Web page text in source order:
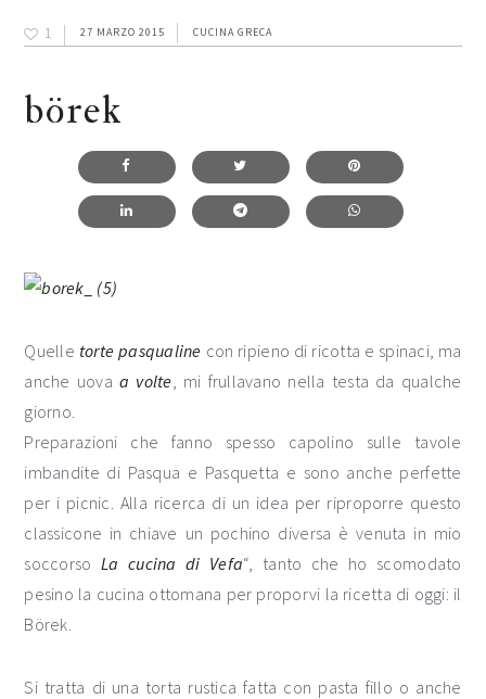
1 27 MARZO 2015 CUCINA GRECA
börek
Quelle torte pasqualine con ripieno di ricotta e spinaci, ma
anche uova a volte, mi frullavano nella testa da qualche
giorno.
Preparazioni che fanno spesso capolino sulle tavole
imbandite di Pasqua e Pasquetta e sono anche perfette
per i picnic. Alla ricerca di un idea per riproporre questo
classicone in chiave un pochino diversa è venuta in mio
soccorso La cucina di Vefa“, tanto che ho scomodato
pesino la cucina ottomana per proporvi la ricetta di oggi: il
Börek.
Si tratta di una torta rustica fatta con pasta fillo o anche